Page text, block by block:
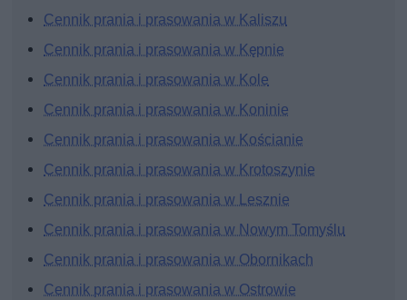
Cennik prania i prasowania w Kaliszu
Cennik prania i prasowania w Kępnie
Cennik prania i prasowania w Kole
Cennik prania i prasowania w Koninie
Cennik prania i prasowania w Kościanie
Cennik prania i prasowania w Krotoszynie
Cennik prania i prasowania w Lesznie
Cennik prania i prasowania w Nowym Tomyślu
Cennik prania i prasowania w Obornikach
Cennik prania i prasowania w Ostrowie